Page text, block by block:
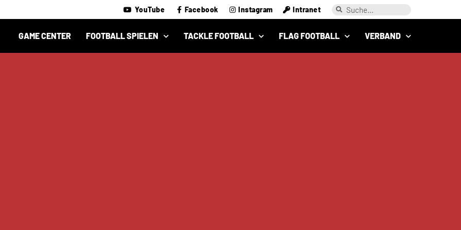
YouTube Facebook Instagram Intranet
GAME CENTER FOOTBALL SPIELEN TACKLE FOOTBALL FLAG FOOTBALL VERBAND